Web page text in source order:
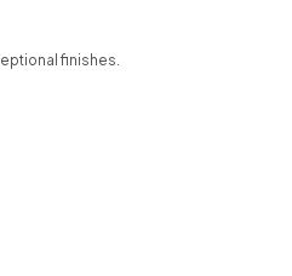
finishes.